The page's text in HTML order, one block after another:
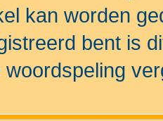
kan worden
bent is